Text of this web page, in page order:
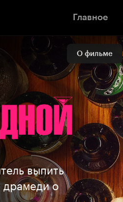
Главное
О фильме
выпить
драмеди о